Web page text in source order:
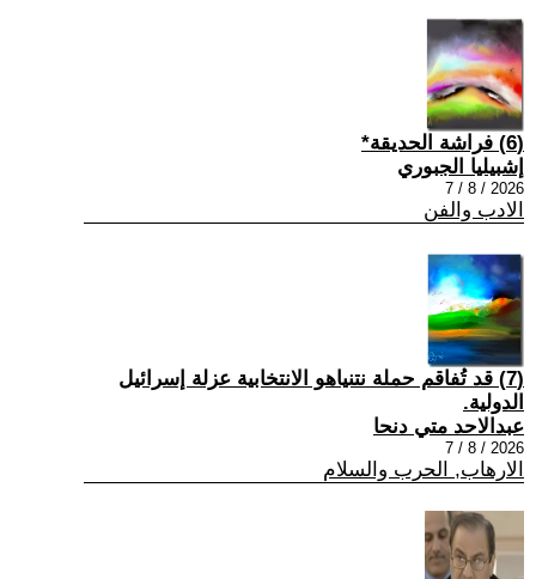
(6) فراشة الحديقة*
إشبيليا الجبوري
2026 / 8 / 7
الادب والفن
(7) قد تُفاقم حملة نتنياهو الانتخابية عزلة إسرائيل
الدولية.
عبدالاحد متي دنحا
2026 / 8 / 7
الارهاب, الحرب والسلام